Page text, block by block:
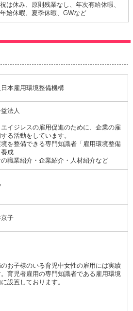
は休み、原則残業なし、年次有給休暇、
始休暇、夏季休暇、GWなど
本雇用環境整備機構
法人
イジレスの雇用促進のために、企業の雇
る活動をしています。
境を整備できる専門知識者「雇用環境整備
成
の職業紹介・企業紹介・人材紹介など
子
お子様のいる育児中女性の雇用には実績
育児者雇用の専門知識者である雇用環境
設置しております。